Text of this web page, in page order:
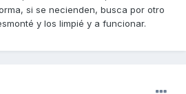
si se necienden, busca por otro
y los limpié y a funcionar.